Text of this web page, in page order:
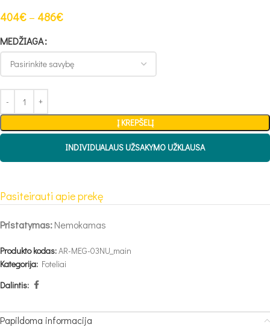
404€ – 486€
MEDŽIAGA
Į KREPŠELĮ
INDIVIDUALAUS UŽSAKYMO UŽKLAUSA
Pasiteirauti apie prekę
Pristatymas:Nemokamas
Produkto kodas:AR-MEG-03NU_main
Kategorija: Foteliai
Dalintis:
Papildoma informacija